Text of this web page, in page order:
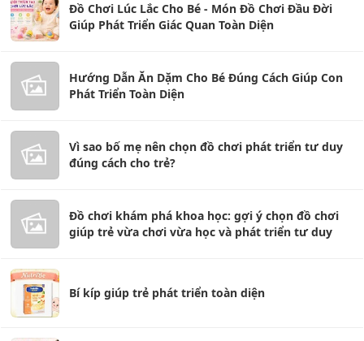
Đồ Chơi Lúc Lắc Cho Bé - Món Đồ Chơi Đầu Đời
Giúp Phát Triển Giác Quan Toàn Diện
Hướng Dẫn Ăn Dặm Cho Bé Đúng Cách Giúp Con
Phát Triển Toàn Diện
Vì sao bố mẹ nên chọn đồ chơi phát triển tư duy
đúng cách cho trẻ?
Đồ chơi khám phá khoa học: gợi ý chọn đồ chơi
giúp trẻ vừa chơi vừa học và phát triển tư duy
Bí kíp giúp trẻ phát triển toàn diện